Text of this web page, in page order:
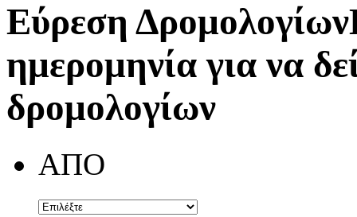
Εύρεση Δρομολογίων
ημερομηνία για να
δρομολογίων
ΑΠΟ